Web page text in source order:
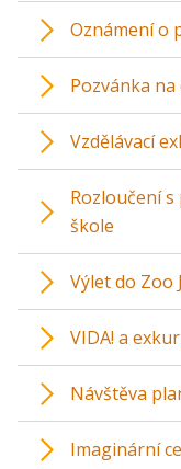
Oznámení o
Pozvánka
Vzdělávací
Rozloučení
škole
Výlet do Zoo
VIDA! a
Návštěva
Imaginární